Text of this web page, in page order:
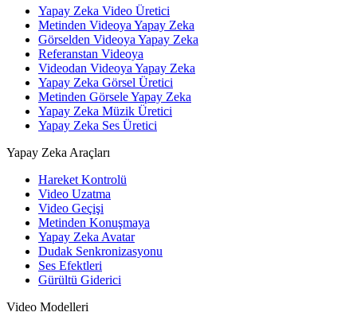
Yapay Zeka Video Üretici
Metinden Videoya Yapay Zeka
Görselden Videoya Yapay Zeka
Referanstan Videoya
Videodan Videoya Yapay Zeka
Yapay Zeka Görsel Üretici
Metinden Görsele Yapay Zeka
Yapay Zeka Müzik Üretici
Yapay Zeka Ses Üretici
Yapay Zeka Araçları
Hareket Kontrolü
Video Uzatma
Video Geçişi
Metinden Konuşmaya
Yapay Zeka Avatar
Dudak Senkronizasyonu
Ses Efektleri
Gürültü Giderici
Video Modelleri